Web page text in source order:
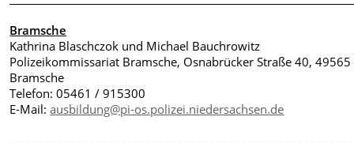
Bramsche
Kathrina Blaschczok und Michael Bauchrowitz
Polizeikommissariat Bramsche, Osnabrücker Straße 40, 49565
Bramsche
Telefon: 05461 / 915300
E-Mail:ausbildung@pi-os.polizei.niedersachsen.de